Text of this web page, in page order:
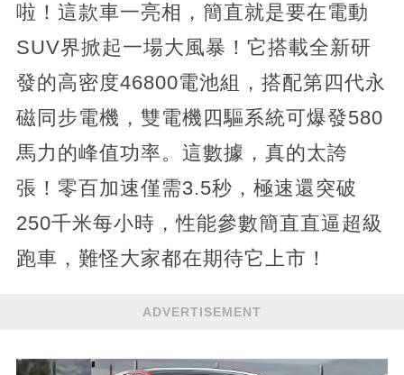
啦！這款車一亮相，簡直就是要在電動
SUV界掀起一場大風暴！它搭載全新研
發的高密度46800電池組，搭配第四代永
磁同步電機，雙電機四驅系統可爆發580
馬力的峰值功率。這數據，真的太誇
張！零百加速僅需3.5秒，極速還突破
250千米每小時，性能參數簡直直逼超級
跑車，難怪大家都在期待它上市！
ADVERTISEMENT